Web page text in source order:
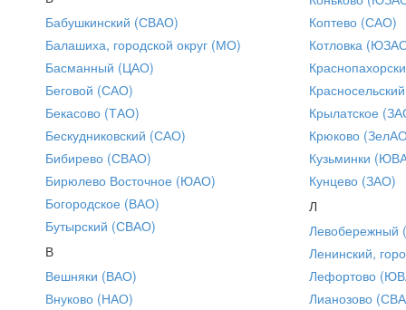
Бабушкинский (СВАО)
Балашиха, городской округ (МО)
Басманный (ЦАО)
Беговой (САО)
Бекасово (ТАО)
Бескудниковский (САО)
Бибирево (СВАО)
Бирюлево Восточное (ЮАО)
Богородское (ВАО)
Бутырский (СВАО)
В
Вешняки (ВАО)
Внуково (НАО)
Коптево (САО)
Котловка
Крылатское
Крюково
Кузьминки
Кунцево (ЗАО)
Л
Ленинский,
Лефортово
Лианозово